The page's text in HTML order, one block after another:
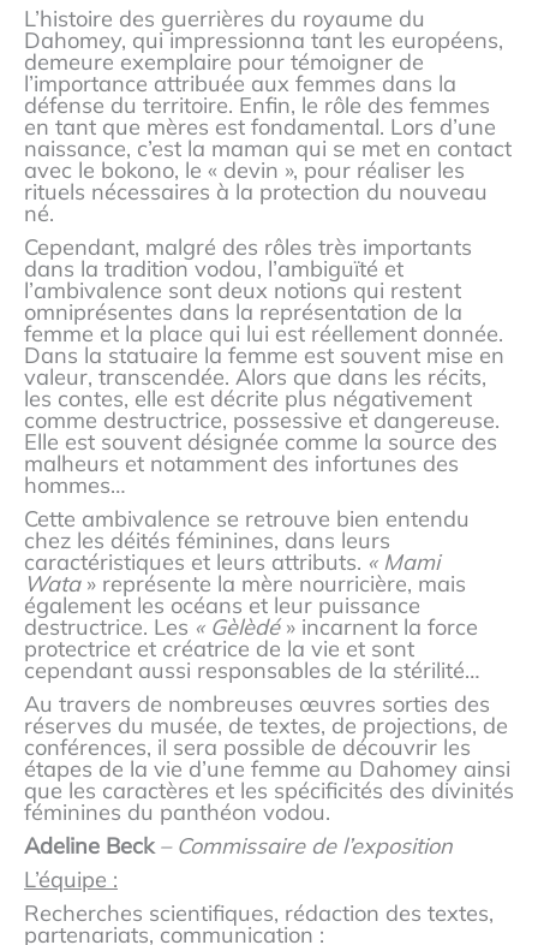
L’histoire des guerrières du royaume du
Dahomey, qui impressionna tant les européens,
demeure exemplaire pour témoigner de
l’importance attribuée aux femmes dans la
défense du territoire. Enfin, le rôle des femmes
en tant que mères est fondamental. Lors d’une
naissance, c’est la maman qui se met en contact
avec le bokono, le « devin », pour réaliser les
rituels nécessaires à la protection du nouveau
né.
Cependant, malgré des rôles très importants
dans la tradition vodou, l’ambiguïté et
l’ambivalence sont deux notions qui restent
omniprésentes dans la représentation de la
femme et la place qui lui est réellement donnée.
Dans la statuaire la femme est souvent mise en
valeur, transcendée. Alors que dans les récits,
les contes, elle est décrite plus négativement
comme destructrice, possessive et dangereuse.
Elle est souvent désignée comme la source des
malheurs et notamment des infortunes des
hommes…
Cette ambivalence se retrouve bien entendu
chez les déités féminines, dans leurs
caractéristiques et leurs attributs. « Mami
Wata » représente la mère nourricière, mais
également les océans et leur puissance
destructrice. Les « Gèlèdé» incarnent la force
protectrice et créatrice de la vie et sont
cependant aussi responsables de la stérilité…
Au travers de nombreuses œuvres sorties des
réserves du musée, de textes, de projections, de
conférences, il sera possible de découvrir les
étapes de la vie d’une femme au Dahomey ainsi
que les caractères et les spécificités des divinités
féminines du panthéon vodou.
Adeline Beck– Commissaire de l’exposition
L’équipe :
Recherches scientifiques, rédaction des textes,
partenariats, communication :